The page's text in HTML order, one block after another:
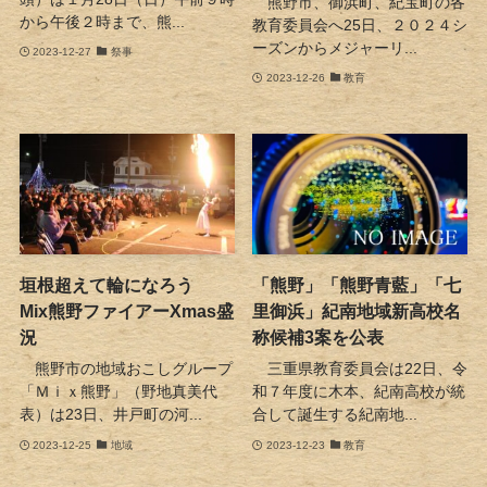
から午後２時まで、熊...
2023-12-27 祭事
教育委員会へ25日、２０２４シ
ーズンからメジャーリ...
2023-12-26 教育
垣根超えて輪になろう
Mix熊野ファイアーXmas盛
況
熊野市の地域おこしグループ
「Ｍｉｘ熊野」（野地真美代
表）は23日、井戸町の河...
2023-12-25 地域
「熊野」「熊野青藍」「七
里御浜」紀南地域新高校名
称候補3案を公表
三重県教育委員会は22日、令
和７年度に木本、紀南高校が統
合して誕生する紀南地...
2023-12-23 教育